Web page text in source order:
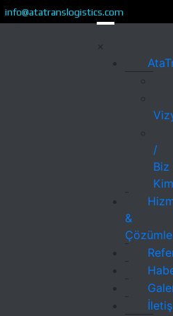
×
/
Biz
&